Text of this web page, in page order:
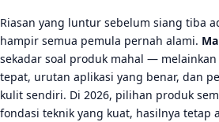
Primer: Langkah Kecil yang
Teknik Aplikasi yang Membuat
Lapisan Tipis Lebih Baik dari
Setting Powder dan Setting Spray
Riasan yang luntur sebelum siang tiba
hampir semua pemula pernah alami.
sekadar soal produk mahal —
tepat, urutan aplikasi yang benar, dan
kulit sendiri. Di 2026, pilihan produk
fondasi teknik yang kuat, hasilnya tetap